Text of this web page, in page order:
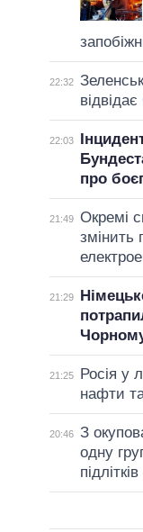
22:32
22:03
про
21:49 Окремі
змінить
21:29
21:25
Росія у
нафти
20:46 З
одну
підлітків